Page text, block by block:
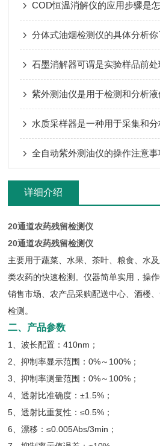
COD恒温消解仪的应用步骤是
分体式油烟检测仪的具体分析
石墨消解器可谓是实验样品前
紫外测油仪是用于检测和分析
水质采样器是一种用于采集和
全自动紫外测油仪的操作注意事
详细介绍
20通道农药残留检测仪
20通道农药残留检测仪
主要用于蔬菜、水果、茶叶、粮食、水
类农药的快速检测。仪器简单实用，操
销售市场、农产品采购配送中心、酒楼
检测。
二、产品参数
1、波长配置：410nm；
2、抑制率显示范围：0%～100%；
3、抑制率测量范围：0%～100%；
4、透射比准确度：±1.5%；
5、透射比重复性：≤0.5%；
6、漂移：≤0.005Abs/3min；